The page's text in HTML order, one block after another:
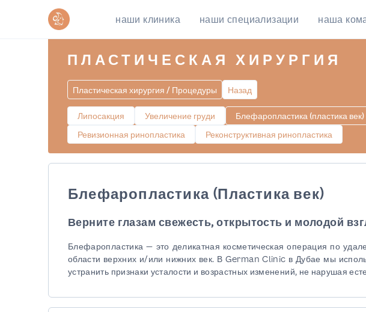
наши клиника наши специализации наша
ПЛАСТИЧЕСКАЯ ХИРУРГИЯ
Пластическая хирургия / Процедуры Назад
Липосакция Увеличение груди Блефаропластика (пластика век)
Ревизионная ринопластика
Реконструктивная ринопластика
Блефаропластика (Пластика век)
Верните глазам свежесть, открытость и молодой
Блефаропластика — это деликатная косметическая операция по
области верхних и/или нижних век. В German Clinic в Дубае мы
устранить признаки усталости и возрастных изменений, не нарушая